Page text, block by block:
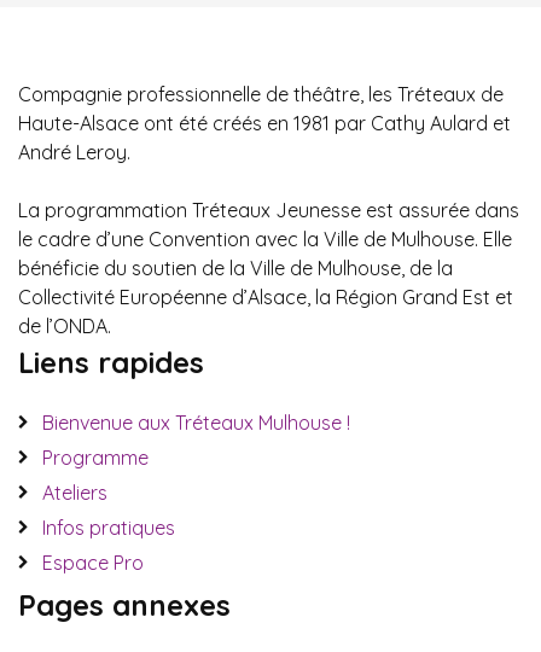
Compagnie professionnelle de théâtre, les Tréteaux de
Haute-Alsace ont été créés en 1981 par Cathy Aulard et
André Leroy.
La programmation Tréteaux Jeunesse est assurée dans
le cadre d’une Convention avec la Ville de Mulhouse. Elle
bénéficie du soutien de la Ville de Mulhouse, de la
Collectivité Européenne d’Alsace, la Région Grand Est et
de l’ONDA.
Liens rapides
Bienvenue aux Tréteaux Mulhouse !
Programme
Ateliers
Infos pratiques
Espace Pro
Pages annexes